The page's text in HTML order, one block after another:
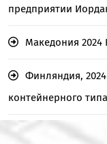
предприятии
Македония 2024
Финляндия,
контейнерного типа